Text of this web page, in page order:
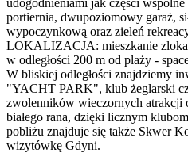
portiernia, dwupoziomowy garaż,
wypoczynkową oraz zieleń
LOKALIZACJA: mieszkanie
w odległości 200 m od plaży -
W bliskiej odległości znajdziemy
"YACHT PARK", klub żeglarski
zwolenników wieczornych atrakcji
białego rana, dzięki licznym
pobliżu znajduje się także Skwer
wizytówkę Gdyni.